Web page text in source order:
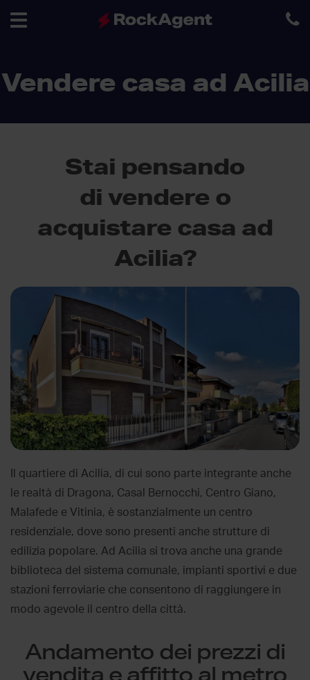
navigation
Vendere casa ad Acilia
Stai pensando
di vendere o
acquistare casa ad
Acilia?
Il quartiere di Acilia, di cui sono parte integrante anche
le realtà di Dragona, Casal Bernocchi, Centro Giano,
Malafede e Vitinia, è sostanzialmente un centro
residenziale, dove sono presenti anche strutture di
edilizia popolare. Ad Acilia si trova anche una grande
biblioteca del sistema comunale, impianti sportivi e due
stazioni ferroviarie che consentono di raggiungere in
modo agevole il centro della città.
Andamento dei prezzi di
vendita e affitto al metro